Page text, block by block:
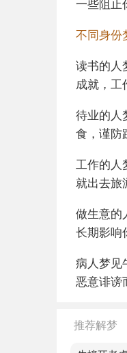
不同身份
读书的人
成就，工
待业的人
食，谨防
工作的人
就出去旅
做生意的
长期影响
病人梦见
恶意诽谤
推荐解梦